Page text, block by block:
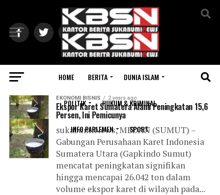
HOME BERITA DUNIA ISLAM
POLITIK HUKUM & KRIMINAL
INFO PARLEMEN SPORT
All posts tagged "Sumut"
EKONOMI BISNIS 2 years ago
Ekspor Karet Sumatera Alami Peningkatan 15,6
Persen, Ini Pemicunya
sukabumiNews, MEDAN (SUMUT) –
Gabungan Perusahaan Karet Indonesia
Sumatera Utara (Gapkindo Sumut)
mencatat peningkatan signifikan
hingga mencapai 26.042 ton dalam
volume ekspor karet di wilayah pada...
Exit mobile version